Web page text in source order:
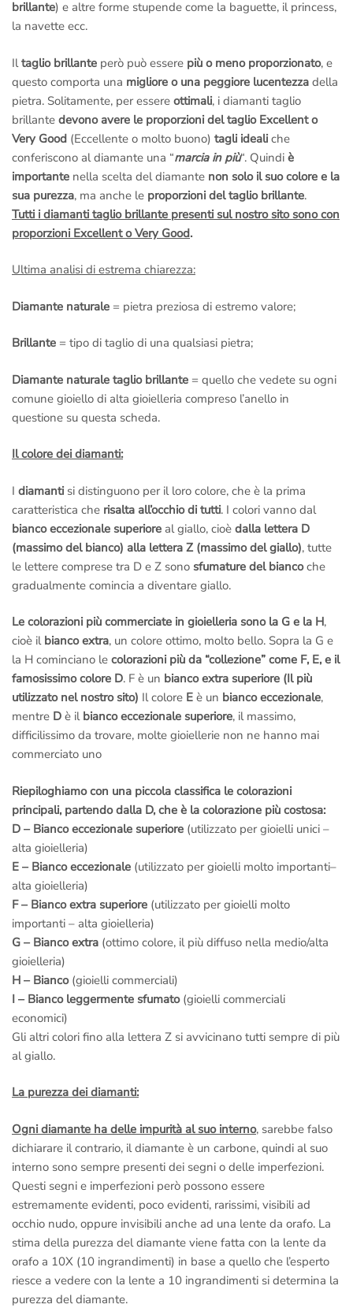
brillante) e altre forme stupende come la baguette, il princess,
la navette ecc.
Iltaglio brillante però può essere più o meno proporzionato, e
questo comporta una migliore o una peggiore lucentezza della
pietra. Solitamente, per essere ottimali, i diamanti taglio
brillante devono avere le proporzioni del taglio Excellent o
Very Good (Eccellente o molto buono) tagli ideali che
conferiscono al diamante una “marcia in più“. Quindi è
importante nella scelta del diamante non solo il suo colore e la
sua purezza, ma anche le proporzioni del taglio brillante.
Tutti i diamanti taglio brillante presenti sul nostro sito sono con
proporzioni Excellent o Very Good.
Ultima analisi di estrema chiarezza:
Diamante naturale = pietra preziosa di estremo valore;
Brillante = tipo di taglio di una qualsiasi pietra;
Diamante naturale taglio brillante = quello che vedete su ogni
comune gioiello di alta gioielleria compreso l’anello in
questione su questa scheda.
Il colore dei diamanti:
I diamanti si distinguono per il loro colore, che è la prima
caratteristica che risalta all’occhio di tutti. I colori vanno dal
bianco eccezionale superiore al giallo, cioè dalla lettera D
(massimo del bianco) alla lettera Z (massimo del giallo), tutte
le lettere comprese tra D e Z sono sfumature del biancoche
gradualmente comincia a diventare giallo.
Le colorazioni più commerciate in gioielleria sono la G e la H,
cioè il bianco extra, un colore ottimo, molto bello. Sopra la G e
la H cominciano le colorazioni più da “collezione” come F, E, e il
famosissimo colore D. F è un bianco extra superiore (Il più
utilizzato nel nostro sito) Il colore E è un bianco eccezionale,
mentre D è il bianco eccezionale superiore, il massimo,
difficilissimo da trovare, molte gioiellerie non ne hanno mai
commerciato uno
Riepiloghiamo con una piccola classifica le colorazioni
principali, partendo dalla D, che è la colorazione più costosa:
D – Bianco eccezionale superiore (utilizzato per gioielli unici –
alta gioielleria)
E – Bianco eccezionale (utilizzato per gioielli molto importanti–
alta gioielleria)
F – Bianco extra superiore (utilizzato per gioielli molto
importanti – alta gioielleria)
G – Bianco extra (ottimo colore, il più diffuso nella medio/alta
gioielleria)
H – Bianco(gioielli commerciali)
I – Bianco leggermente sfumato(gioielli commerciali
economici)
Gli altri colori fino alla lettera Z si avvicinano tutti sempre di più
al giallo.
La purezza dei diamanti:
Ogni diamante ha delle impurità al suo interno, sarebbe falso
dichiarare il contrario, il diamante è un carbone, quindi al suo
interno sono sempre presenti dei segni o delle imperfezioni.
Questi segni e imperfezioni però possono essere
estremamente evidenti, poco evidenti, rarissimi, visibili ad
occhio nudo, oppure invisibili anche ad una lente da orafo. La
stima della purezza del diamante viene fatta con la lente da
orafo a 10X (10 ingrandimenti) in base a quello che l’esperto
riesce a vedere con la lente a 10 ingrandimenti si determina la
purezza del diamante.